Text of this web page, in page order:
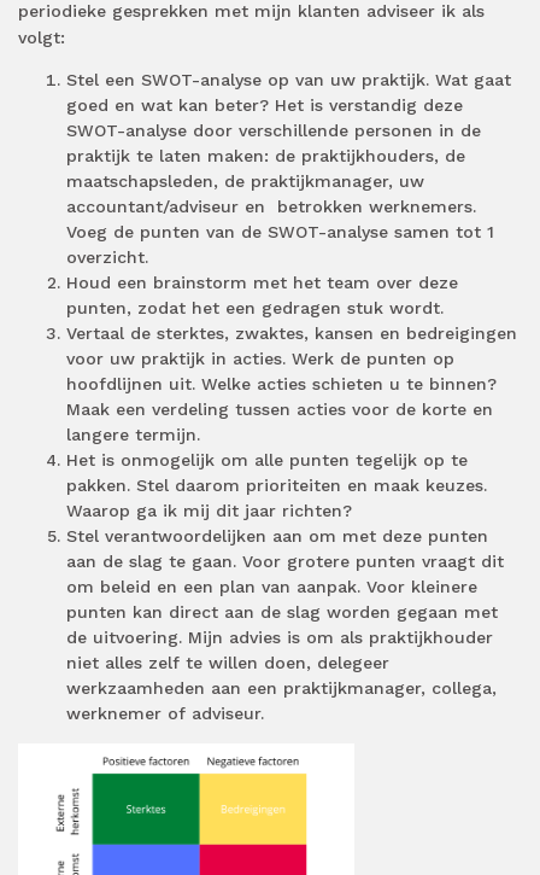
periodieke gesprekken met mijn klanten adviseer ik als
volgt:
Stel een SWOT-analyse op van uw praktijk. Wat gaat
goed en wat kan beter? Het is verstandig deze
SWOT-analyse door verschillende personen in de
praktijk te laten maken: de praktijkhouders, de
maatschapsleden, de praktijkmanager, uw
accountant/adviseur en betrokken werknemers.
Voeg de punten van de SWOT-analyse samen tot 1
overzicht.
Houd een brainstorm met het team over deze
punten, zodat het een gedragen stuk wordt.
Vertaal de sterktes, zwaktes, kansen en bedreigingen
voor uw praktijk in acties. Werk de punten op
hoofdlijnen uit. Welke acties schieten u te binnen?
Maak een verdeling tussen acties voor de korte en
langere termijn.
Het is onmogelijk om alle punten tegelijk op te
pakken. Stel daarom prioriteiten en maak keuzes.
Waarop ga ik mij dit jaar richten?
Stel verantwoordelijken aan om met deze punten
aan de slag te gaan. Voor grotere punten vraagt dit
om beleid en een plan van aanpak. Voor kleinere
punten kan direct aan de slag worden gegaan met
de uitvoering. Mijn advies is om als praktijkhouder
niet alles zelf te willen doen, delegeer
werkzaamheden aan een praktijkmanager, collega,
werknemer of adviseur.